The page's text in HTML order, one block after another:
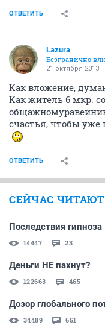
ОТВЕТИТЬ
Lazura
Безгранично
21 октября 2013
Как вложение,
Как житель 6 мкр.
счастья, чтобы уже
ОТВЕТИТЬ
СЕЙЧАС ЧИТАЮТ
Последствия гипноза
14447 23
Деньги НЕ пахнут?
122663 465
Дозор глобального
34489 651